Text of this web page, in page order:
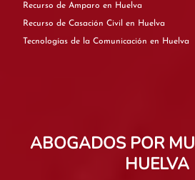
Recurso de Amparo en Huelva
Recurso de Casación Civil en Huelva
Tecnologías de la Comunicación en Huelva
ABOGADOS POR
HUELVA